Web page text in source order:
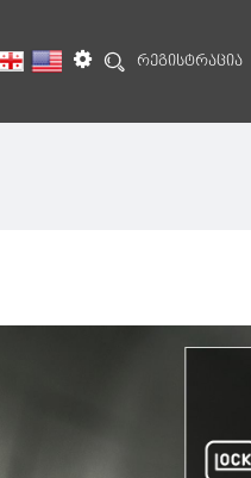
რეგისტრაცია